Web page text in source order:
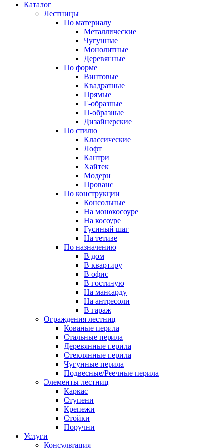
Каталог
Лестницы
По материалу
Металлические
Чугунные
Монолитные
Деревянные
По форме
Винтовые
Квадратные
Прямые
Г-образные
П-образные
Дизайнерские
По стилю
Классические
Лофт
Кантри
Хайтек
Модерн
Прованс
По конструкции
Консольные
На монокосоуре
На косоуре
Гусиный шаг
На тетиве
По назначению
В дом
В квартиру
В офис
В гостиную
На мансарду
На антресоли
В гараж
Ограждения лестниц
Кованые перила
Стальные перила
Деревянные перила
Стеклянные перила
Чугунные перила
Подвесные/Реечные перила
Элементы лестниц
Каркас
Ступени
Крепежи
Стойки
Поручни
Услуги
Консультация